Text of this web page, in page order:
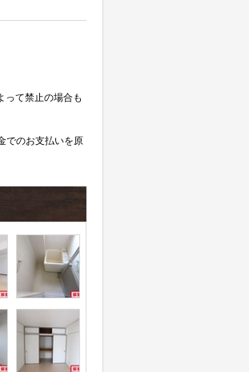
って禁止の場合も
でのお支払いを原